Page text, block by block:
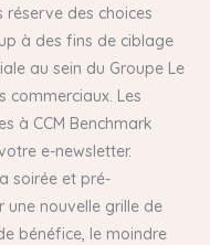
réserve des choices
à des fins de ciblage
au sein du Groupe Le
commerciaux. Les
à CCM Benchmark
e-newsletter.
soirée et pré-
une nouvelle grille de
bénéfice, le moindre